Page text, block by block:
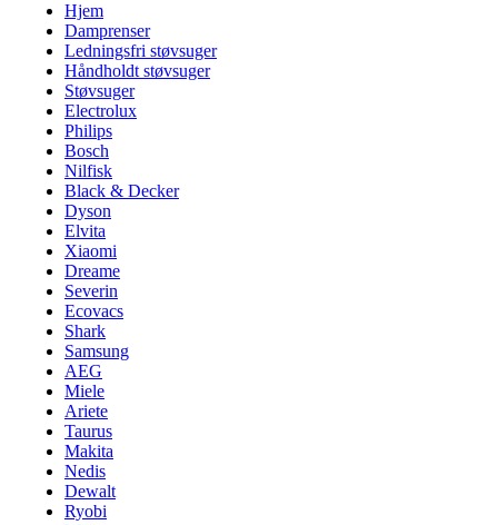
Hjem
Damprenser
Ledningsfri støvsuger
Håndholdt støvsuger
Støvsuger
Electrolux
Philips
Bosch
Nilfisk
Black & Decker
Dyson
Elvita
Xiaomi
Dreame
Severin
Ecovacs
Shark
Samsung
AEG
Miele
Ariete
Taurus
Makita
Nedis
Dewalt
Ryobi